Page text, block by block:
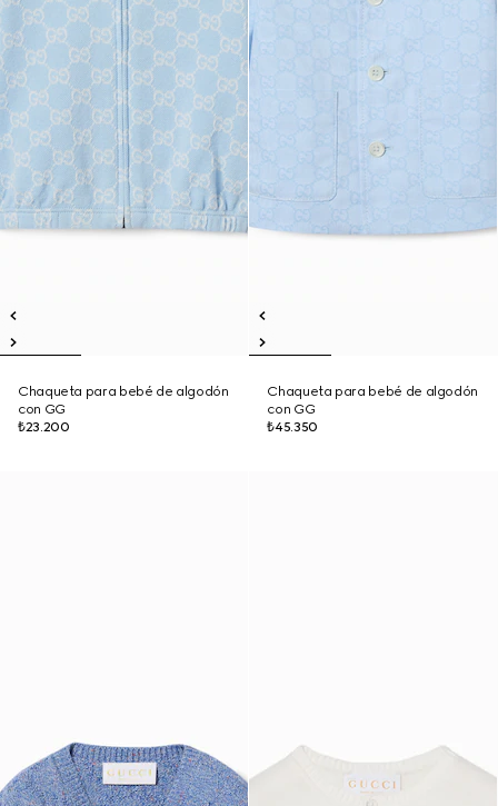
Chaqueta para bebé de algodón
con GG
₺23.200
Chaqueta para bebé de algodón
con GG
₺45.350